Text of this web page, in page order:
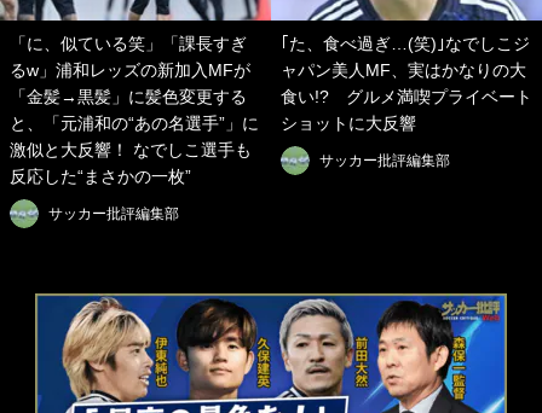
「に、似ている笑」「課長すぎ
るw」浦和レッズの新加入MFが
「金髪→黒髪」に髪色変更する
と、「元浦和の“あの名選手”」に
激似と大反響！ なでしこ選手も
反応した“まさかの一枚”
サッカー批評編集部
｢た、食べ過ぎ…(笑)｣なでしこジ
ャパン美人MF、実はかなりの大
食い!? グルメ満喫プライベート
ショットに大反響
サッカー批評編集部